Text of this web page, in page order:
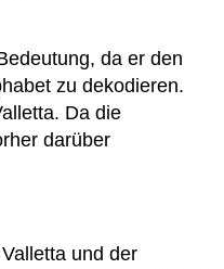
da er den
zu dekodieren.
Da die
darüber
und der